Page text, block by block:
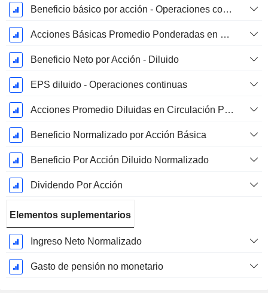
Beneficio básico por acción - Operaciones continuas
Acciones Básicas Promedio Ponderadas en Circulación
Beneficio Neto por Acción - Diluido
EPS diluido - Operaciones continuas
Acciones Promedio Diluidas en Circulación Ponderadas
Beneficio Normalizado por Acción Básica
Beneficio Por Acción Diluido Normalizado
Dividendo Por Acción
Elementos suplementarios
Ingreso Neto Normalizado
Gasto de pensión no monetario